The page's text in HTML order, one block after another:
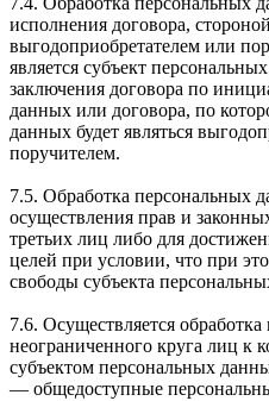
исполнения договора,
выгодоприобретателем или
является субъект
заключения договора по
данных или договора, по
данных будет являться
поручителем.
7.5. Обработка персональных
осуществления прав и
третьих лиц либо для
целей при условии, что при
свободы субъекта
7.6. Осуществляется
неограниченного круга лиц к
субъектом персональных
— общедоступные